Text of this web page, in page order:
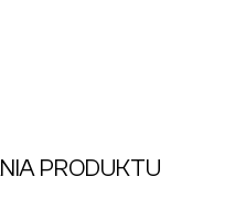
PRODUKTU